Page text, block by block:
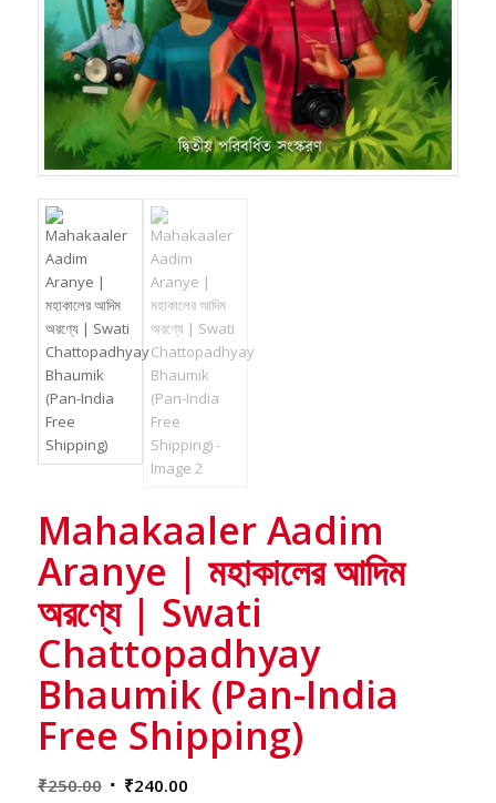
Mahakaaler Aadim
Aranye | মহাকালের আদিম
অরণ্যে | Swati
Chattopadhyay
Bhaumik (Pan-India
Free Shipping)
₹250.00 Original
₹240.00Current